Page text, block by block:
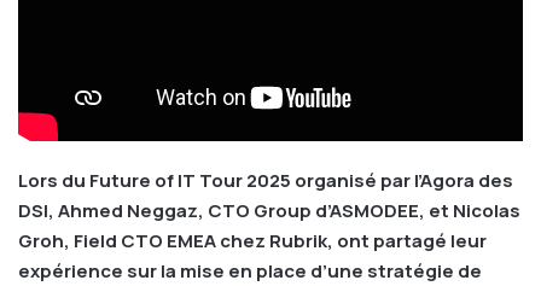
Lors du Future of IT Tour 2025 organisé par l’Agora des
DSI, Ahmed Neggaz, CTO Group d’ASMODEE, et Nicolas
Groh, Field CTO EMEA chez Rubrik, ont partagé leur
expérience sur la mise en place d’une stratégie de